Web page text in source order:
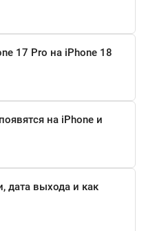
голоса на конференциях.
трекпад Force
17 Pro на iPhone 18
на iPhone и
дата выхода и как